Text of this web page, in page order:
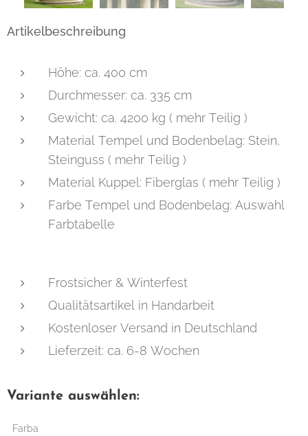
Artikelbeschreibung
Höhe: ca. 400 cm
Durchmesser: ca. 335 cm
Gewicht: ca. 4200 kg ( mehr Teilig )
Material Tempel und Bodenbelag: Stein,
Steinguss ( mehr Teilig )
Material Kuppel: Fiberglas ( mehr Teilig )
Farbe Tempel und Bodenbelag: Auswahl
Farbtabelle
Frostsicher & Winterfest
Qualitätsartikel in Handarbeit
Kostenloser Versand in Deutschland
Lieferzeit: ca. 6-8 Wochen
Variante auswählen:
Farba